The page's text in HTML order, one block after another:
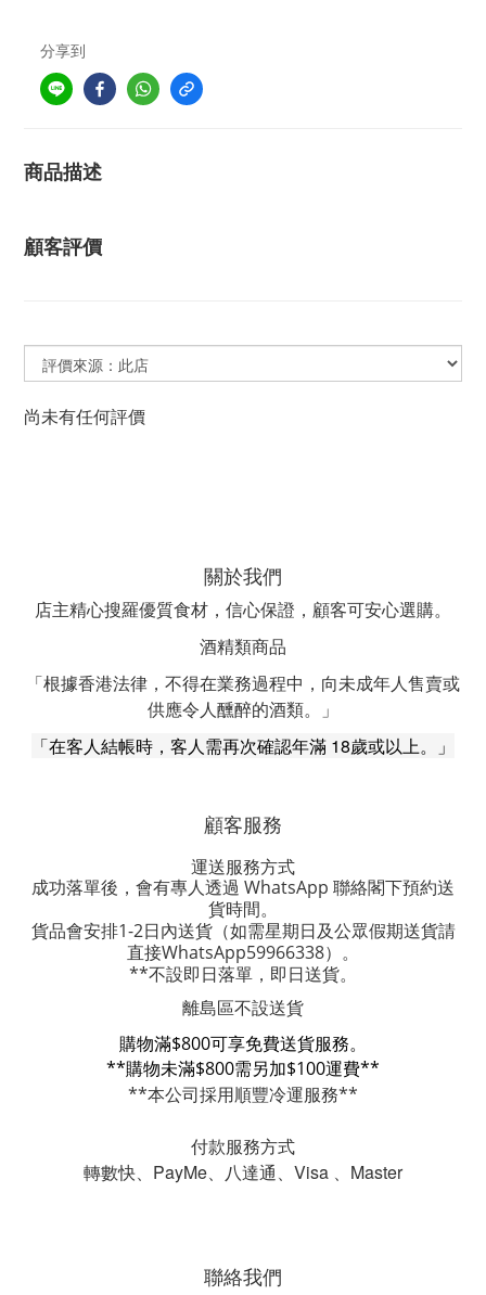
分享到
商品描述
顧客評價
尚未有任何評價
關於我們
店主精心搜羅優質食材，信心保證，顧客可安心選購。
酒精類商品
「根據香港法律，不得在業務過程中，向未成年人售賣或
供應令人醺醉的酒類。」
「在客人結帳時，客人需再次確認年滿 18歲或以上。」
顧客服務
運送服務方式
成功落單後，會有專人透過 WhatsApp 聯絡閣下預約送
貨時間。
貨品會安排1-2日內送貨（如需星期日及公眾假期送貨請
直接WhatsApp59966338）。
**不設即日落單，即日送貨。
離島區不設送貨
購物滿$800可享免費送貨服務。
**購物未滿$800需另加$100運費**
**本公司採用順豐冷運服務**
付款服務方式
轉數快、PayMe、八達通、Visa 、Master
聯絡我們